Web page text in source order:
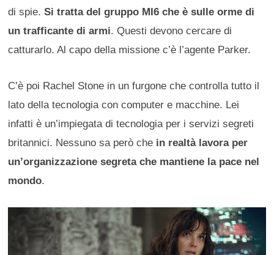
di spie.Si tratta del gruppo MI6 che è sulle orme di
un trafficante di armi. Questi devono cercare di
catturarlo. Al capo della missione c’è l’agente Parker.
C’è poi Rachel Stone in un furgone che controlla tutto il
lato della tecnologia con computer e macchine. Lei
infatti è un’impiegata di tecnologia per i servizi segreti
britannici. Nessuno sa però che in realtà lavora per
un’organizzazione segreta che mantiene la pace nel
mondo.